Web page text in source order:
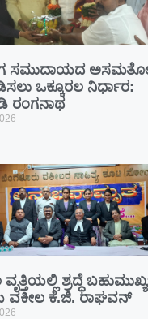
ಸಮುದಾಯದ
ಒಕ್ಕೂರಲ ನಿರ್ಧಾರ:
ರಂಗನಾಥ
ಶ್ರದ್ಧೆ
ಕೆ.ಜಿ. ರಾಘವನ್